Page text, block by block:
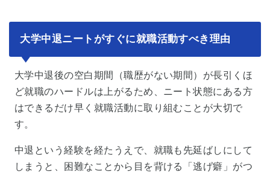
大学中退ニートがすぐに就職活動すべき理由
大学中退後の空白期間（職歴がない期間）が長引くほ
ど就職のハードルは上がるため、ニート状態にある方
はできるだけ早く就職活動に取り組むことが大切で
す。
中退という経験を経たうえで、就職も先延ばしにして
しまうと、困難なことから目を背ける「逃げ癖」がつ